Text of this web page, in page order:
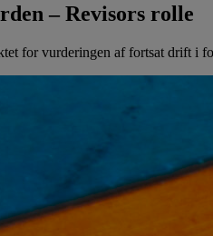
– Revisors rolle
for vurderingen af fortsat drift i